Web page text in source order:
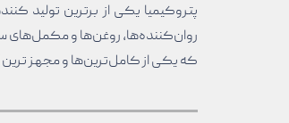
پتروکیمیا یکی از برترین تولید
روان‌کننده‌ها، روغن‌ها و مکمل‌های
که یکی از کامل‌ترین‌ها و مجهز ترین